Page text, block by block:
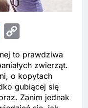
Wykop
Link
to prawdziwa
zwierząt.
o kopytach
gubiącej się
Zanim jednak